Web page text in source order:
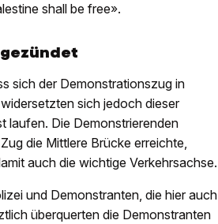
shall be free».
sich der Demonstrationszug in
sich jedoch dieser
laufen. Die Demonstrierenden
die Mittlere Brücke erreichte,
auch die wichtige Verkehrsachse.
und Demonstranten, die hier auch
überquerten die Demonstranten